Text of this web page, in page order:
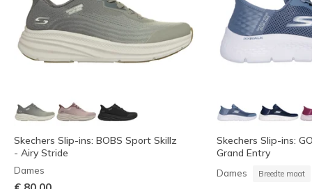
Skechers Slip-ins: BOBS Sport Skillz
- Airy Stride
Dames
Skechers Slip-ins:
Grand Entry
Dames Breedte maat